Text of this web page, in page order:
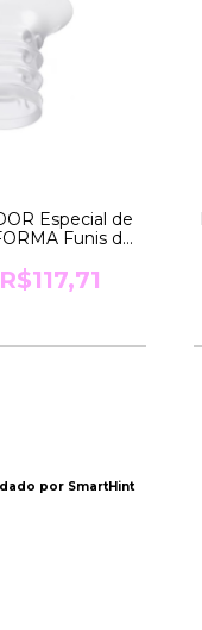
Especial de
Funis de
R$117,71
por SmartHint